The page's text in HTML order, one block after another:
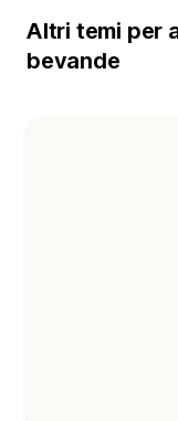
Altri temi per
bevande